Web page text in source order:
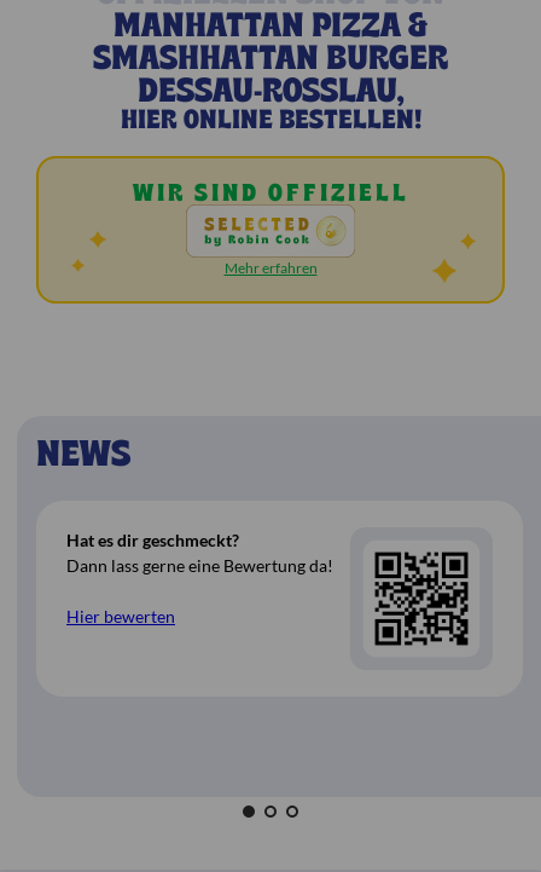
MANHATTAN PIZZA &
SMASHHATTAN BURGER
DESSAU-ROSSLAU,
HIER ONLINE BESTELLEN!
WIR SIND OFFIZIELL
Mehr erfahren
NEWS
Hat es dir geschmeckt?
Dann lass gerne eine Bewertung da!
Hier bewerten